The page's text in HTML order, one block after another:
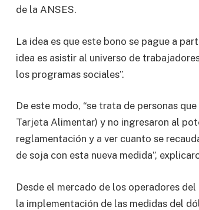
de la ANSES.
La idea es que este bono se pague a
idea es asistir al universo de
los programas sociales”.
De este modo, “se trata de personas
Tarjeta Alimentar) y no ingresaron al
reglamentación y a ver cuanto se
de soja con esta nueva medida”,
Desde el mercado de los operadores
la implementación de las medidas del